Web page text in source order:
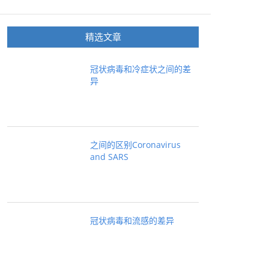
精选文章
冠状病毒和冷症状之间的差
异
之间的区别Coronavirus
and SARS
冠状病毒和流感的差异